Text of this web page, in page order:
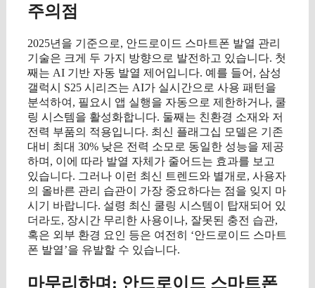
주의점
2025년을 기준으로, 안드로이드 스마트폰 발열 관리
기술은 크게 두 가지 방향으로 발전하고 있습니다. 첫
째는 AI 기반 자동 발열 제어입니다. 예를 들어, 삼성
갤럭시 S25 시리즈는 AI가 실시간으로 사용 패턴을
분석하여, 필요시 앱 실행을 자동으로 제한하거나, 쿨
링 시스템을 활성화합니다. 둘째는 친환경 소재와 저
전력 부품의 적용입니다. 최신 플래그십 모델은 기존
대비 최대 30% 낮은 전력 소모로 동일한 성능을 제공
하며, 이에 따라 발열 자체가 줄어드는 효과를 보고
있습니다. 그러나 이런 최신 트렌드와 별개로, 사용자
의 올바른 관리 습관이 가장 중요하다는 점을 잊지 마
시기 바랍니다. 설령 최신 쿨링 시스템이 탑재되어 있
더라도, 장시간 무리한 사용이나, 잘못된 충전 습관,
혹은 외부 환경 요인 등은 여전히 ‘안드로이드 스마트
폰 발열’을 유발할 수 있습니다.
마무리하며: 안드로이드 스마트폰